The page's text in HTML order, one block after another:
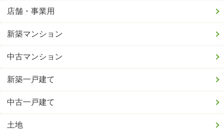
店舗・事業用
新築マンション
中古マンション
新築一戸建て
中古一戸建て
土地